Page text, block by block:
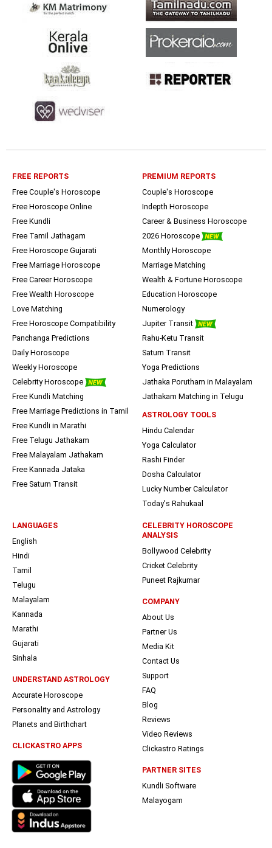
FREE REPORTS
Free Couple's Horoscope
Free Horoscope Online
Free Kundli
Free Tamil Jathagam
Free Horoscope Gujarati
Free Marriage Horoscope
Free Career Horoscope
Free Wealth Horoscope
Love Matching
Free Horoscope Compatibility
Panchanga Predictions
Daily Horoscope
Weekly Horoscope
Celebrity Horoscope
Free Kundli Matching
Free Marriage Predictions in Tamil
Free Kundli in Marathi
Free Telugu Jathakam
Free Malayalam Jathakam
Free Kannada Jataka
Free Saturn Transit
PREMIUM REPORTS
Couple's Horoscope
Indepth Horoscope
Career & Business Horoscope
2026 Horoscope
Monthly Horoscope
Marriage Matching
Wealth & Fortune Horoscope
Education Horoscope
Numerology
Jupiter Transit
Rahu-Ketu Transit
Saturn Transit
Yoga Predictions
Jathaka Porutham in Malayalam
Jathakam Matching in Telugu
ASTROLOGY TOOLS
Hindu Calendar
Yoga Calculator
Rashi Finder
Dosha Calculator
Lucky Number Calculator
Today's Rahukaal
LANGUAGES
English
Hindi
Tamil
Telugu
Malayalam
Kannada
Marathi
Gujarati
Sinhala
UNDERSTAND ASTROLOGY
Accurate Horoscope
Personality and Astrology
Planets and Birthchart
CLICKASTRO APPS
CELEBRITY HOROSCOPE
ANALYSIS
Bollywood Celebrity
Cricket Celebrity
Puneet Rajkumar
COMPANY
About Us
Partner Us
Media Kit
Contact Us
Support
FAQ
Blog
Reviews
Video Reviews
Clickastro Ratings
PARTNER SITES
Kundli Software
Malayogam